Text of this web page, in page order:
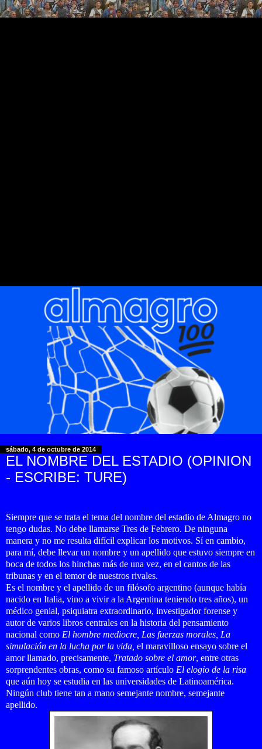
sábado, 4 de octubre de 2014
EL NOMBRE DEL ESTADIO (OPINION
- ESCRIBE: TURE)
Siempre que se trata el tema del nombre del estadio de Almagro no
tengo dudas. No debe llamarse Tres de Febrero. De ninguna
manera y no me resulta difícil explicar los motivos. Sí en cambio,
para mí, debe llevar un nombre y un apellido que estuvo siempre en
boca de todos los hinchas más de una vez, en el cantos de las
tribunas y en el temor de nuestros rivales.
Es el nombre y el apellido de un filósofo argentino (aunque había
nacido en Italia, vino a vivir a la Argentina teniendo tres años), un
médico genial, psiquiatra extraordinario, investigador forense y
autor de varios libros centrales en la historia del pensamiento
nacional como El hombre mediocre, Las fuerzas morales, La
simulación en la lucha por la vida, el maravilloso ensayo sobre el
amor llamado, precisamente, Tratado sobre el amor, entre otras
sorprendentes obras, como su famoso artículo El elogio de la risa
que aún hoy se estudia en las universidades de Latinoamérica.
Ningún club tiene tan a mano semejante nombre, semejante
apellido.